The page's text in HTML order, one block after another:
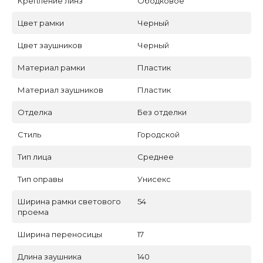
Цвет рамки Черный
Цвет заушников Черный
Материал рамки Пластик
Материал заушников Пластик
Отделка Без отделки
Стиль Городской
Тип лица Среднее
Тип оправы Унисекс
Ширина рамки светового
проема
54
Ширина переносицы 17
Длина заушника 140